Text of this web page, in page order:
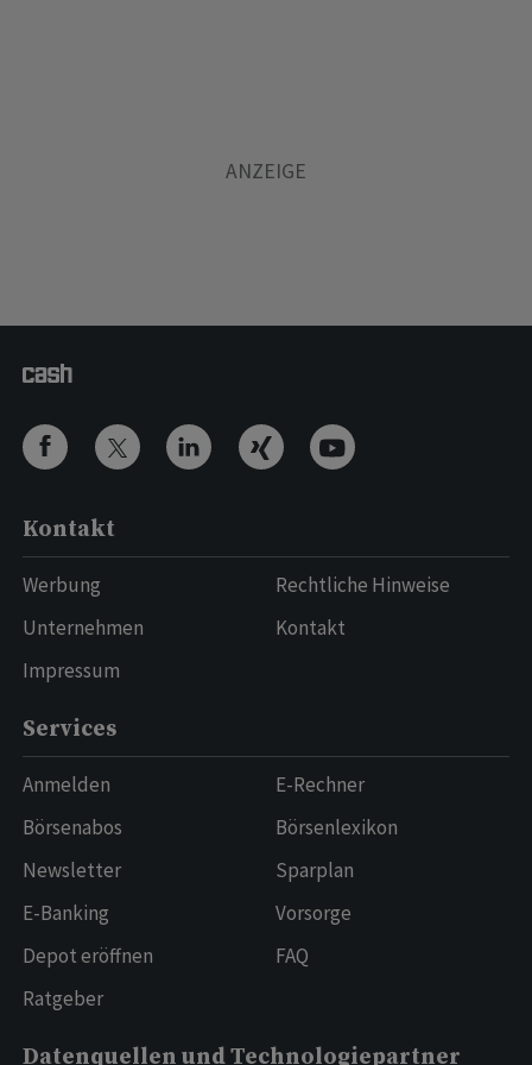
Kontakt
Werbung
Unternehmen
Impressum
Rechtliche Hinweise
Kontakt
Services
Anmelden
Börsenabos
Newsletter
E-Banking
Depot eröffnen
Ratgeber
E-Rechner
Börsenlexikon
Sparplan
Vorsorge
FAQ
Datenquellen und Technologiepartner